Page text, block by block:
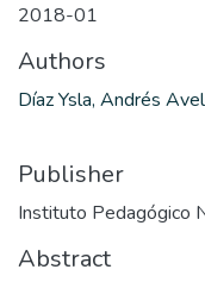
2018-01
Authors
Díaz Ysla, Andrés
Publisher
Instituto Pedagógico
Abstract